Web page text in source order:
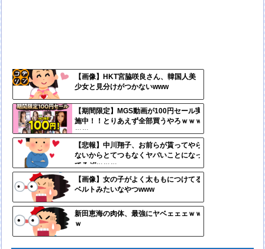
【画像】HKT宮脇咲良さん、韓国人美
少女と見分けがつかないwww
【期間限定】MGS動画が100円セール実
施中！！とりあえず全部買うやろｗｗｗ
ｗｗ
【悲報】中川翔子、お前らが貰ってやら
ないからとてつもなくヤバいことになっ
てるぞｗｗｗ
【画像】女の子がよく太ももにつけてる
ベルトみたいなやつwww
新田恵海の肉体、最強にヤベェェェｗｗ
ｗ
リン
- 固
定リ
ンク
更新
ツー
ル